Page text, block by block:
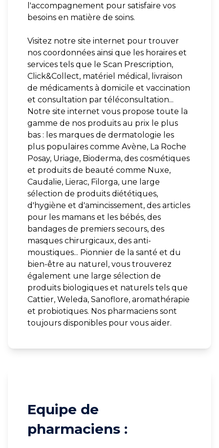
l'accompagnement pour satisfaire vos
besoins en matière de soins.
Visitez notre site internet pour trouver
nos coordonnées ainsi que les horaires et
services tels que le Scan Prescription,
Click&Collect, matériel médical, livraison
de médicaments à domicile et vaccination
et consultation par téléconsultation...
Notre site internet vous propose toute la
gamme de nos produits au prix le plus
bas : les marques de dermatologie les
plus populaires comme Avène, La Roche
Posay, Uriage, Bioderma, des cosmétiques
et produits de beauté comme Nuxe,
Caudalie, Lierac, Filorga, une large
sélection de produits diététiques,
d'hygiène et d'amincissement, des articles
pour les mamans et les bébés, des
bandages de premiers secours, des
masques chirurgicaux, des anti-
moustiques... Pionnier de la santé et du
bien-être au naturel, vous trouverez
également une large sélection de
produits biologiques et naturels tels que
Cattier, Weleda, Sanoflore, aromathérapie
et probiotiques. Nos pharmaciens sont
toujours disponibles pour vous aider.
Equipe de
pharmaciens :